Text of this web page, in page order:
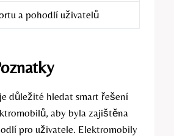
a pohodlí uživatelů
důležité hledat smart řešení
aby byla zajištěna
pro uživatele. Elektromobily